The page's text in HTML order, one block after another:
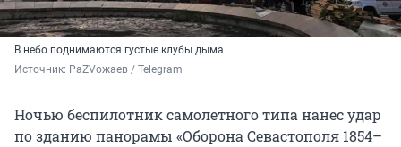
В небо поднимаются густые клубы дыма
Источник: РаZVожаев / Telegram
Ночью беспилотник самолетного типа нанес удар
по зданию панорамы «Оборона Севастополя 1854–